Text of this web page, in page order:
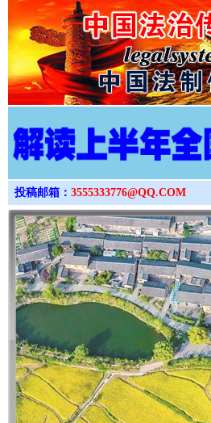
投稿邮箱： 3555333776@QQ.COM